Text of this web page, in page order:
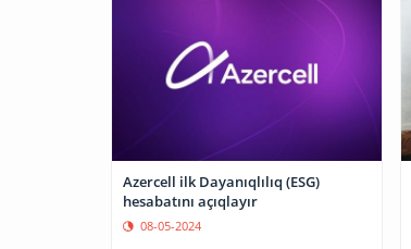
Azercell ilk Dayanıqlılıq (ESG)
hesabatını açıqlayır
08-05-2024